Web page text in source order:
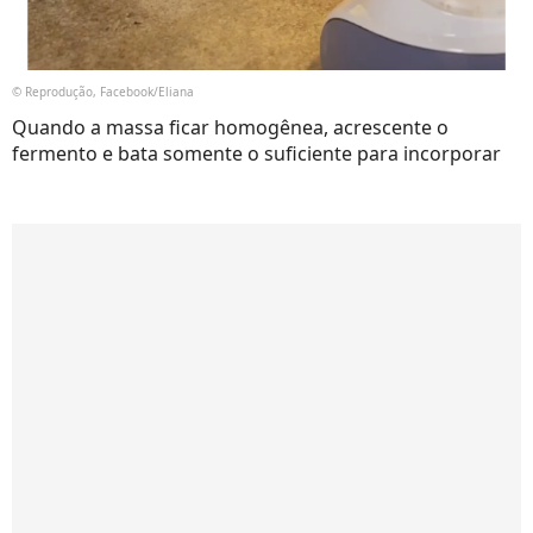
© Reprodução, Facebook/Eliana
Quando a massa ficar homogênea, acrescente o
fermento e bata somente o suficiente para incorporar